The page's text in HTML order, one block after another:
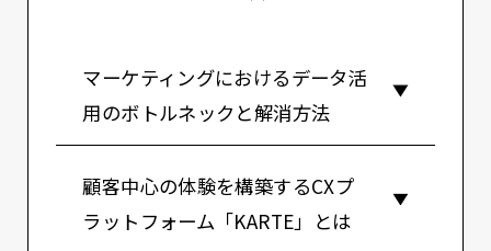
マーケティングにおけるデータ活
用のボトルネックと解消方法
顧客中心の体験を構築するCXプ
ラットフォーム「KARTE」とは